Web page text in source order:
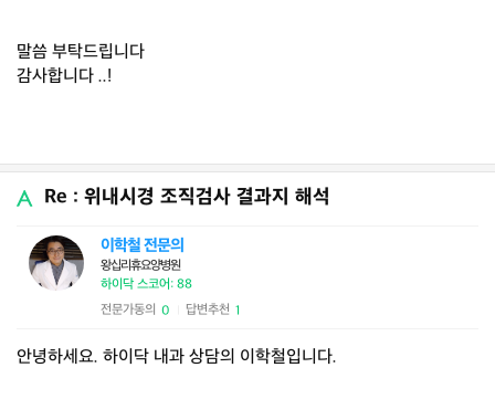
말씀 부탁드립니다
감사합니다 ..!
Re : 위내시경 조직검사 결과지 해석
이학철 전문의
왕십리휴요양병원
하이닥 스코어: 88
전문가동의 0 답변추천 1
안녕하세요. 하이닥 내과 상담의 이학철입니다.